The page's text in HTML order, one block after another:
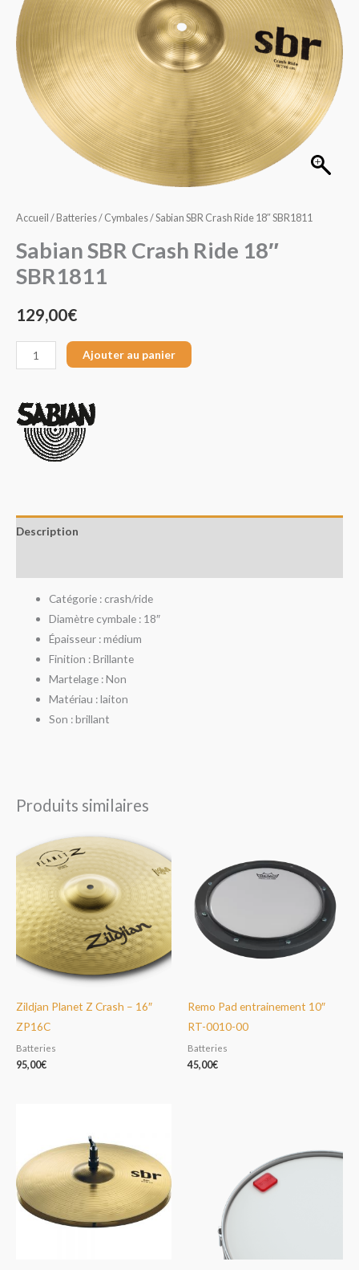
Accueil / Batteries/ Cymbales/ Sabian SBR Crash Ride 18″ SBR1811
Sabian SBR Crash Ride 18″
SBR1811
129,00€
Ride
18"
SBR1811
Ajouter au panier
Description
Catégorie : crash/ride
Diamètre cymbale : 18″
Épaisseur : médium
Finition : Brillante
Martelage : Non
Matériau : laiton
Son : brillant
Produits similaires
Zildjan Planet Z Crash – 16″
ZP16C
Batteries
95,00€
Remo Pad entrainement 10″
RT-0010-00
Batteries
45,00€